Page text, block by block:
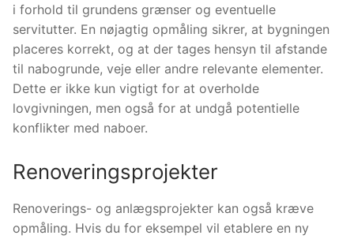
i forhold til grundens grænser og eventuelle
servitutter. En nøjagtig opmåling sikrer, at bygningen
placeres korrekt, og at der tages hensyn til afstande
til nabogrunde, veje eller andre relevante elementer.
Dette er ikke kun vigtigt for at overholde
lovgivningen, men også for at undgå potentielle
konflikter med naboer.
Renoveringsprojekter
Renoverings- og anlægsprojekter kan også kræve
opmåling. Hvis du for eksempel vil etablere en ny